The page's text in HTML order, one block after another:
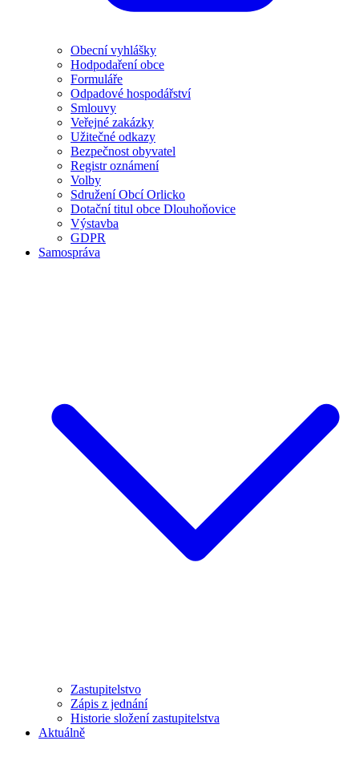
Obecní vyhlášky
Hodpodaření obce
Formuláře
Odpadové hospodářství
Smlouvy
Veřejné zakázky
Užitečné odkazy
Bezpečnost obyvatel
Registr oznámení
Volby
Sdružení Obcí Orlicko
Dotační titul obce Dlouhoňovice
Výstavba
GDPR
Samospráva
Zastupitelstvo
Zápis z jednání
Historie složení zastupitelstva
Aktuálně